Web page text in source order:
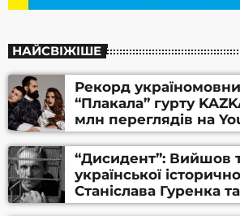
НАЙСВІЖІШЕ
Рекорд
“Плакала” гурту
млн переглядів на
“Дисидент”: Вийшов
української
Станіслава Гуренка
Алфьорова (ВІДЕО)